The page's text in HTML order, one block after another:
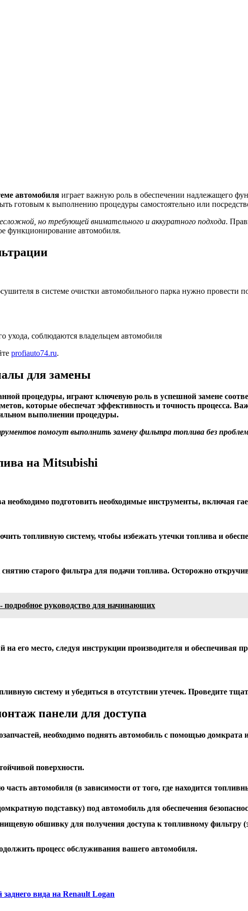
автомобиля играет важную роль в обеспечении надлежащего
готовым к выполнению процедуры самостоятельно или
но требующей внимательного и аккуратного подхода.
функционирование автомобиля.
в системе очистки автомобильного парка нужно провести
ухода, соблюдаются владельцем автомобиля
profiauto74.ru.
для замены
процедуры, играют ключевую роль в успешной замене
которые обеспечат эффективность и точность процесса.
выполнении процедуры.
помогут выполнить замену фильтра топлива без
на Mitsubishi
необходимо подготовить необходимые инструменты, включая
топливную систему, чтобы избежать утечки топлива и
старого фильтра для подачи топлива. Осторожно
руководство для начинающих
его место, следуя инструкции производителя и обеспечивая
систему и убедиться в отсутствии утечек. Проведите
панели для доступа
необходимо поднять автомобиль с помощью
поверхности.
автомобиля (в зависимости от того, где находится
подставку) под автомобиль для обеспечения
обшивку для получения доступа к топливному фильтру
процесс обслуживания вашего автомобиля.
вида на Renault Logan